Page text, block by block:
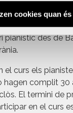
cookies quan
abordarà la
pianístic des de
el curs els
hagen complit 30
El termini de
en el curs